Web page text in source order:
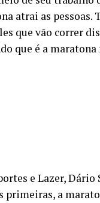
atrai as pessoas.
que vão correr
que é a
e Lazer,
primeiras, a